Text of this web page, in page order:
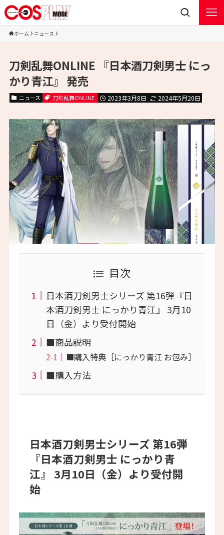
ホーム ニュース
刀剣乱舞ONLINE 『日本酒刀剣男士 にっ
かり青江』 発売
ニュース 刀剣乱舞ONLINE 2023年3月8日 2024年5月20日
目次
日本酒刀剣男士シリーズ 第16弾『日
本酒刀剣男士 にっかり青江』 3月10
日（金）より受付開始
■商品説明
■購入特典［にっかり青江 お包み］
■購入方法
日本酒刀剣男士シリーズ 第16弾
『日本酒刀剣男士 にっかり青
江』 3月10日（金）より受付開
始